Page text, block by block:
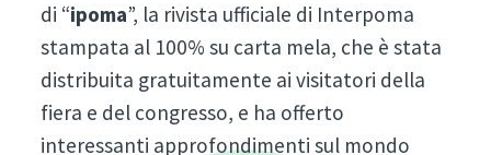
di “ipoma”, la rivista ufficiale di Interpoma
stampata al 100% su carta mela, che è stata
distribuita gratuitamente ai visitatori della
fiera e del congresso, e ha offerto
interessanti approfondimenti sul mondo